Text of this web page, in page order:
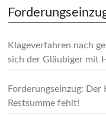
Klageverfahren nach
sich der Gläubiger mit
Forderungseinzug:
Restsumme fehlt!